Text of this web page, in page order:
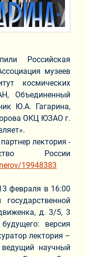
Российская
музеев
космических
Объединенный
Ю.А. Гагарина,
ОКЦ ЮЗАО г.
лектория -
России
19948383
февраля в 16:00
д. 3/5, 3
версия
лектория –
научный